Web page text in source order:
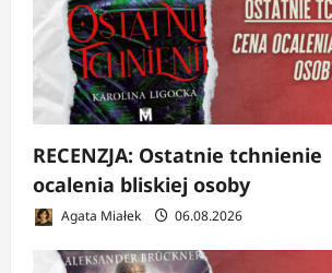
RECENZJA: Ostatnie tchnienie
ocalenia bliskiej osoby
Agata Miałek 06.08.2026